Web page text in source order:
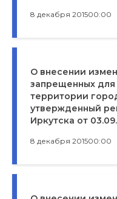
8 декабря 201500:00
О внесении
запрещенных
территории
утвержденный
Иркутска от
8 декабря 201500:00